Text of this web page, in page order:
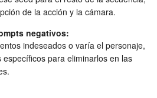
de la acción y la cámara.
negativos:
indeseados o varía el personaje,
para eliminarlos en las